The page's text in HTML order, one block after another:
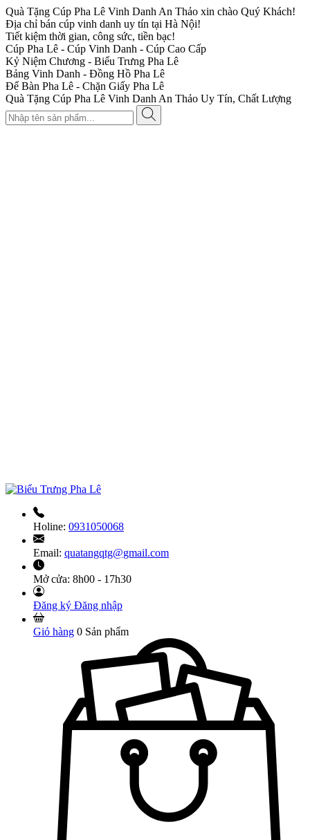
Quà Tặng Cúp Pha Lê Vinh Danh An Thảo xin chào Quý Khách!
Địa chỉ bán cúp vinh danh uy tín tại Hà Nội!
Tiết kiệm thời gian, công sức, tiền bạc!
Cúp Pha Lê - Cúp Vinh Danh - Cúp Cao Cấp
Kỷ Niệm Chương - Biểu Trưng Pha Lê
Bảng Vinh Danh - Đồng Hồ Pha Lê
Để Bàn Pha Lê - Chặn Giấy Pha Lê
Quà Tặng Cúp Pha Lê Vinh Danh An Thảo Uy Tín, Chất Lượng
Holine: 0931050068
Email: quatangqtg@gmail.com
Mở cửa: 8h00 - 17h30
Đăng ký Đăng nhập
Giỏ hàng 0 Sản phẩm